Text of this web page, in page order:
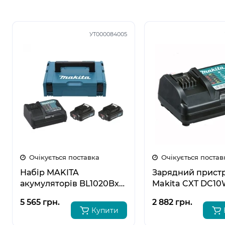
УТ000084005
Очікується поставка
Набір MAKITA
акумуляторів BL1020Bx2,
5 565 грн.
Купити
Очікується
Зарядний
Makita CXT
2 882 грн.